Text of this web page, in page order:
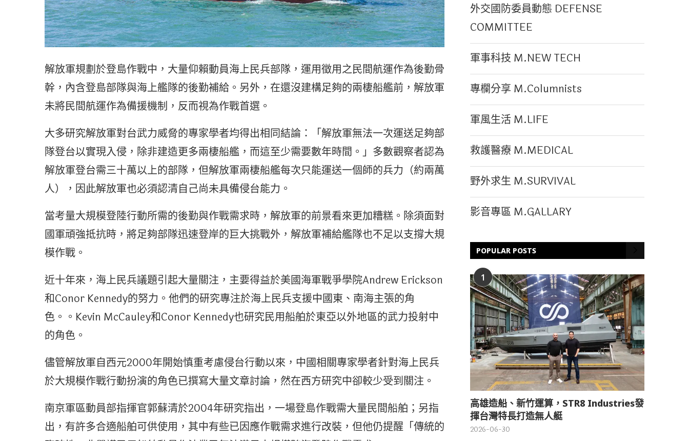
解放軍規劃於登島作戰中，大量仰賴動員海上民兵部隊，運用徵用之民間航運作為後勤骨
幹，內含登島部隊與海上艦隊的後勤補給。另外，在還沒建構足夠的兩棲船艦前，解放軍
未將民間航運作為備援機制，反而視為作戰首選。
大多研究解放軍對台武力威脅的專家學者均得出相同結論：「解放軍無法一次運送足夠部
隊登台以實現入侵，除非建造更多兩棲船艦，而這至少需要數年時間。」多數觀察者認為
解放軍登台需三十萬以上的部隊，但解放軍兩棲船艦每次只能運送一個師的兵力（約兩萬
人），因此解放軍也必須認清自己尚未具備侵台能力。
當考量大規模登陸行動所需的後勤與作戰需求時，解放軍的前景看來更加糟糕。除須面對
國軍頑強抵抗時，將足夠部隊迅速登岸的巨大挑戰外，解放軍補給艦隊也不足以支撐大規
模作戰。
近十年來，海上民兵議題引起大量關注，主要得益於美國海軍戰爭學院Andrew Erickson
和Conor Kennedy的努力。他們的研究專注於海上民兵支援中國東、南海主張的角
色。。Kevin McCauley和Conor Kennedy也研究民用船舶於東亞以外地區的武力投射中
的角色。
儘管解放軍自西元2000年開始慎重考慮侵台行動以來，中國相關專家學者針對海上民兵
於大規模作戰行動扮演的角色已撰寫大量文章討論，然在西方研究中卻較少受到關注。
南京軍區動員部指揮官郭蘇清於2004年研究指出，一場登島作戰需大量民間船舶；另指
出，有許多合適船舶可供使用，其中有些已因應作戰需求進行改裝，但他仍提醒「傳統的
外交國防委員動態 DEFENSE
COMMITTEE
軍事科技 M.NEW TECH
專欄分享 M.Columnists
軍風生活 M.LIFE
救護醫療 M.MEDICAL
野外求生 M.SURVIVAL
影音專區 M.GALLARY
POPULAR POSTS
1
高雄造船、新竹運算，STR8 Industries發
揮台灣特長打造無人艇
2026-06-30